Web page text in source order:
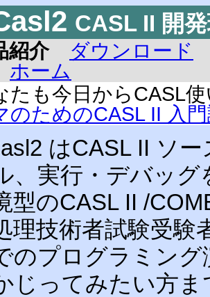
CASL II 開
紹介
ダウンロード
ホーム
たも今日からCASL
のためのCASL II 入
はCASL II ソ
、実行・デバッ
型のCASL II /
理技術者試験受験
のプログラミン
じってみたい方